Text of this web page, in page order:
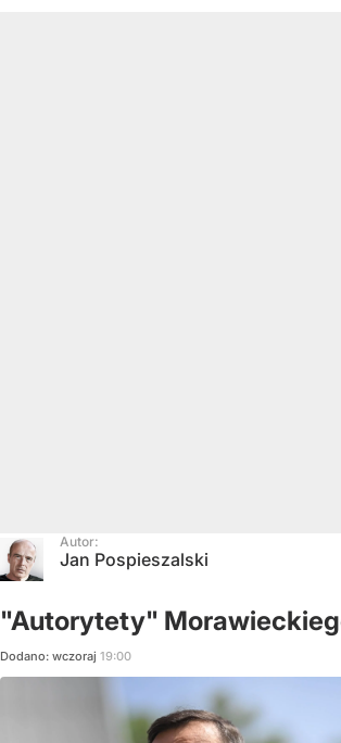
Autor:
Jan Pospieszalski
"Autorytety"
Dodano: wczoraj 19:00